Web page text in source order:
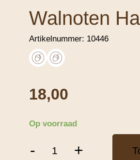
Walnoten
Artikelnummer: 10446
18,00
Op voorraad
-
Halve
+